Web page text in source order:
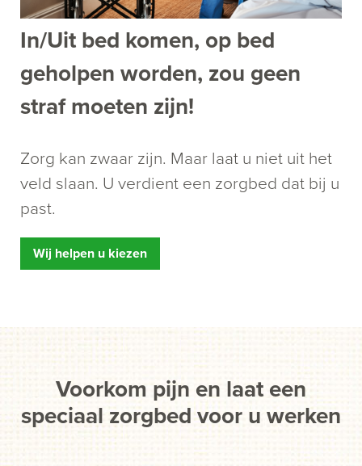
In/Uit bed komen, op bed
geholpen worden, zou geen
straf moeten zijn!
Zorg kan zwaar zijn. Maar laat u niet uit het
veld slaan. U verdient een zorgbed dat bij u
past.
Wij helpen u kiezen
Voorkom pijn en laat een
speciaal zorgbed voor u werken